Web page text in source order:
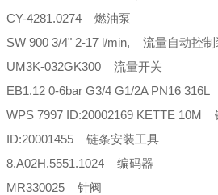
CY-4281.0274 燃油泵
SW 900 3/4" 2-17 l/min, 流量自动控制
UM3K-032GK300 流量开关
EB1.12 0-6bar G3/4 G1/2A PN16
WPS 7997 ID:20002169 KETTE 10M
ID:20001455 链条安装工具
8.A02H.5551.1024 编码器
MR330025 针阀